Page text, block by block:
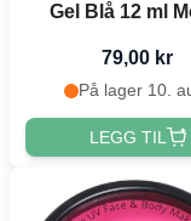
Gel Blå 12 ml
79,00 kr
På lager 10.
LEGG TIL